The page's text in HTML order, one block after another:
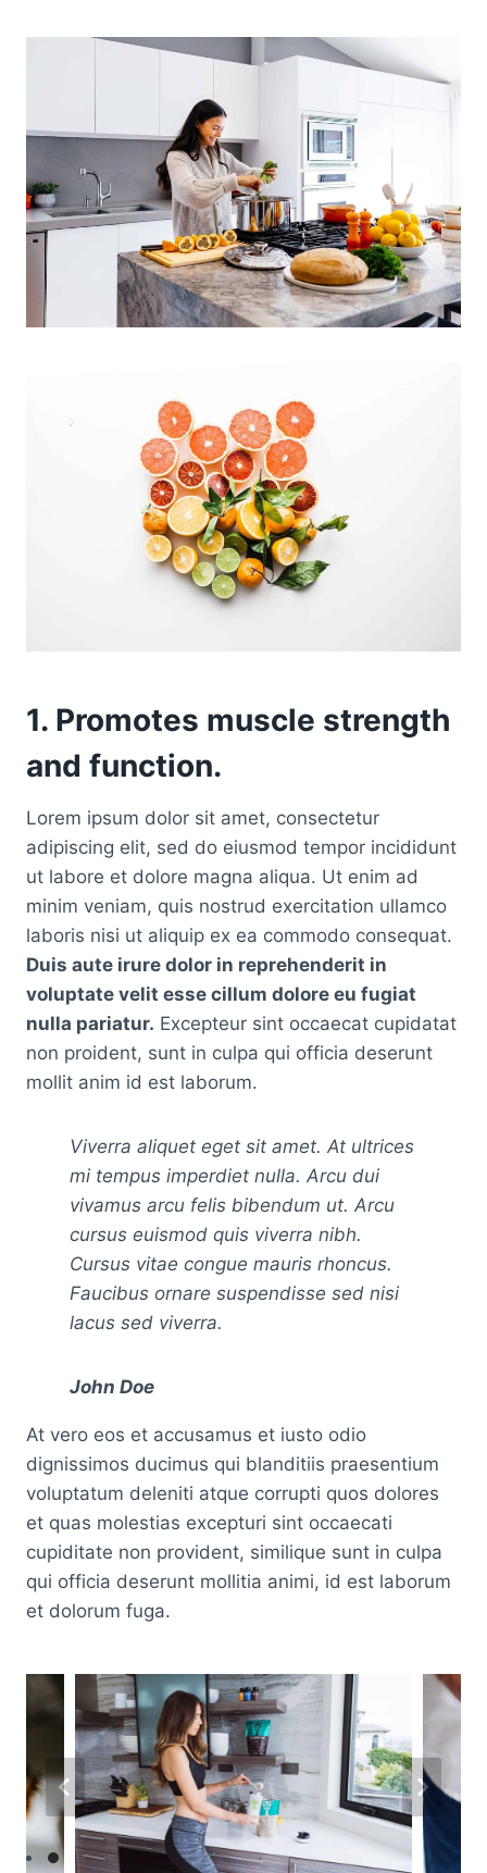
1. Promotes muscle strength
and function.
Lorem ipsum dolor sit amet, consectetur
adipiscing elit, sed do eiusmod tempor incididunt
ut labore et dolore magna aliqua. Ut enim ad
minim veniam, quis nostrud exercitation ullamco
laboris nisi ut aliquip ex ea commodo consequat.
Duis aute irure dolor in reprehenderit in
voluptate velit esse cillum dolore eu fugiat
nulla pariatur. Excepteur sint occaecat cupidatat
non proident, sunt in culpa qui officia deserunt
mollit anim id est laborum.
Viverra aliquet eget sit amet. At ultrices
mi tempus imperdiet nulla. Arcu dui
vivamus arcu felis bibendum ut. Arcu
cursus euismod quis viverra nibh.
Cursus vitae congue mauris rhoncus.
Faucibus ornare suspendisse sed nisi
lacus sed viverra.
John Doe
At vero eos et accusamus et iusto odio
dignissimos ducimus qui blanditiis praesentium
voluptatum deleniti atque corrupti quos dolores
et quas molestias excepturi sint occaecati
cupiditate non provident, similique sunt in culpa
qui officia deserunt mollitia animi, id est laborum
et dolorum fuga.